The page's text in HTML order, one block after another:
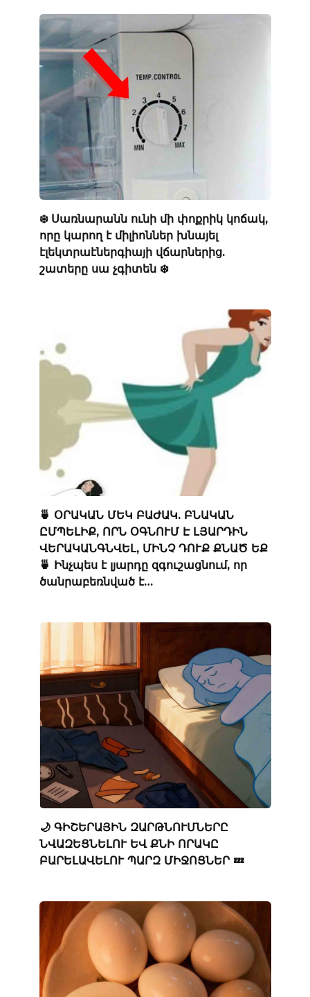
❄️ Սառնարանն ունի մի փոքրիկ կոճակ,
որը կարող է միլիոններ խնայել
էլեկտրաէներգիայի վճարներից.
շատերը սա չգիտեն ❄️
🍵 ՕՐԱԿԱՆ ՄԵԿ ԲԱԺԱԿ. ԲՆԱԿԱՆ
ԸՄՊԵԼԻՔ, ՈՐՆ ՕԳՆՈՒՄ Է ԼՅԱՐԴԻՆ
ՎԵՐԱԿԱՆԳՆՎԵԼ, ՄԻՆՉ ԴՈՒՔ ՔՆԱԾ ԵՔ
🍵 Ինչպես է լյարդը զգուշացնում, որ
ծանրաբեռնված է…
🌙 ԳԻՇԵՐԱՅԻՆ ԶԱՐԹՆՈՒՄՆԵՐԸ
ՆՎԱԶԵՑՆԵԼՈՒ ԵՎ ՔՆԻ ՈՐԱԿԸ
ԲԱՐԵԼԱՎԵԼՈՒ ՊԱՐԶ ՄԻՋՈՑՆԵՐ 💤